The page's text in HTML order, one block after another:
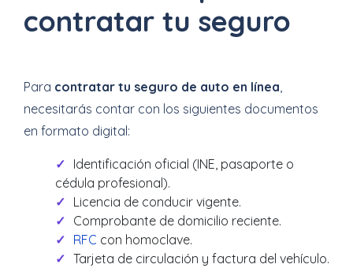
contratar tu seguro
Para contratar tu seguro de auto en línea
necesitarás contar con los siguientes documentos
en formato digital:
Identificación oficial (INE, pasaporte o
cédula profesional).
Licencia de conducir vigente.
Comprobante de domicilio reciente.
RFC con homoclave.
Tarjeta de circulación y factura del vehículo.